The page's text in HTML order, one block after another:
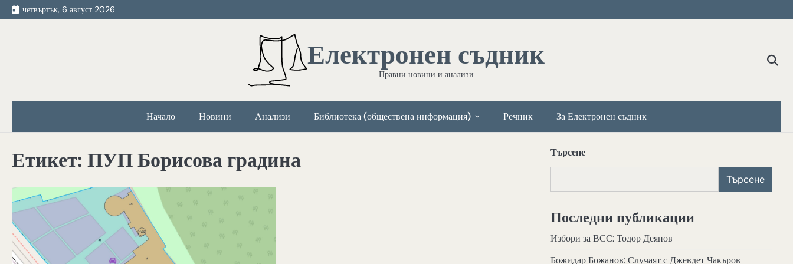
Skip
to
четвъртък, 6 август 2026
Електронен съдник
Правни новини и анализи
Начало Новини Анализи Библиотека (обществена информация) Речник За Електронен съдник
Етикет: ПУП Борисова градина Търсене
Търсене
Последни публикации
Избори за ВСС: Тодор Деянов
Божидар Божанов: Случаят с Джевдет Чакъров